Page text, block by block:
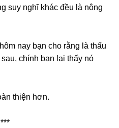
suy nghĩ khác đều là nông
nay bạn cho rằng là thấu
chính bạn lại thấy nó
thiện hơn.
***